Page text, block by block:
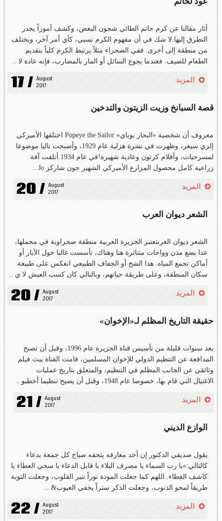
أثار مقالنا عن كرم حاتم الطائي شجون البعض، وكشف أموراً يجدر
التطرق إليها.لا شك في أن مفهوم الكرم نسبي، كأي أمر آخر، ويختلف
من منطقة إلى أخرى. ففي الصحراء مثلاً يرتبط الكرم كلياً بتقديم
الطعام للضيف. فعندما يجوع السائل أو المار بالمضارب، فإنه عادة لا ..
17 / August
2017
المزيد
قصة السبانخ وزيت الزيتون والتدخين
معروف أن شخصية «البحار بوباي» Popeye the Sailor اختلقها الأميركي
إلزي سيغر، وظهرت في نشرة هزلية عام 1929، وأصبحت تاليا موضوعا
لمسرحيات، وأفلام كرتون وعادية شهيرة!في عام 1934 أتلفت آفة
زراعية كامل محصول المزارع الأميركي الشهير جون شاركز Jo ..
20 / August
2017
المزيد
الشعر ديوان العرب
الشعر ديوان العربتعتبر الجزيرة العربية منطقة صحراوية في مجملها،
عدا بضع مدن وواحات متناثرة هنا وهناك، تأسست غالبا حول الآبار أو
أماكن تجمع المياه. هذا الشح أو الجفاف الطبيعي انعكس على طبيعة
سكان المنطقة، وعلى طريقة حياتهم، وبالتالي كان كسب العيش لا ي ..
20 / August
2017
المزيد
حقيقة التاريخ المظلم لـ«الإخوان»
بعد سنوات قليلة من تأسيس قناة الجزيرة عام 1996، وقبل أن تصبح
المدافعة عن التنظيم الدولي للإخوان المسلمين، قامت القناة ببث فيلم
وثائقي عن الجانب المظلم في التنظيم، والمتعلق بتاريخ عمليات
الاغتيال التي قام بها، خصوصا عام 1948، وقبل أن يصبح تنظيما أخطبو ..
21 / August
2017
المزيد
الوازع الديني
يقول صديقي الدكتور إن أحد معارفه يتحفه صباح كل جمعة بدعاء
كالتالي:«يا رب السماء يا مصرف البلاء يا قابل الدعاء يا سخي العطاء يا
كاشف الغطاء..اللهم كما جعلت المودة نوراً تنير القلوب، وجعلت التوبة
طريقاً لمحو الذنوب، وجعلت الذكر ستراً يخفي العيوب& ..
22 / August
2017
المزيد